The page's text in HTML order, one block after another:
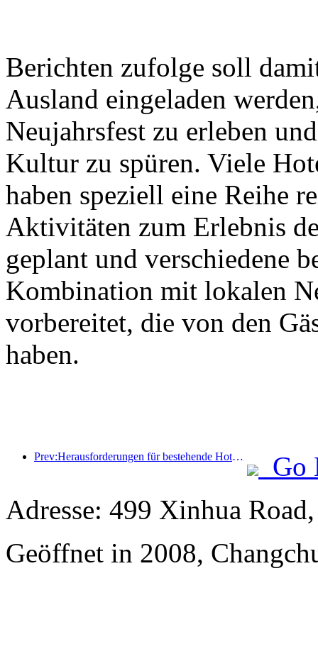
Berichten zufolge soll
Ausland eingeladen
Neujahrsfest zu erleben
Kultur zu spüren. Viele
haben speziell eine Reihe
Aktivitäten zum Erlebnis
geplant und verschiedene
Kombination mit lokalen
vorbereitet, die von den
haben.
Prev:Herausforderungen für bestehende Hotels im 2.0-Zeitalter: Modernisierung ist der Kern, das ist die wahre Wertinnovation
Go
Adresse: 499 Xinhua
Geöffnet in 2008,